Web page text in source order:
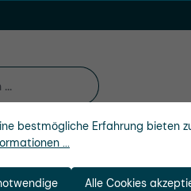
bestmögliche Erfahrung bieten
...
Alle Cookies